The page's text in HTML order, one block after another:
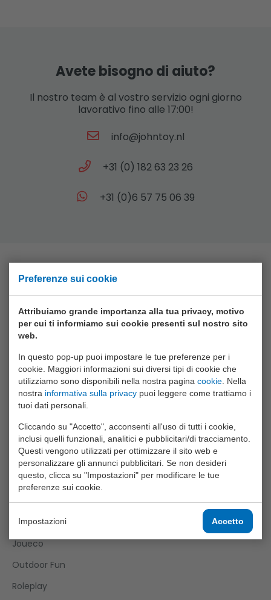
Preferenze sui cookie
Attribuiamo grande importanza alla tua privacy, motivo
per cui ti informiamo sui cookie presenti sul nostro sito
web.
In questo pop-up puoi impostare le tue preferenze per i
cookie. Maggiori informazioni sui diversi tipi di cookie che
utilizziamo sono disponibili nella nostra pagina cookie . Nella
nostra informativa sulla privacy puoi leggere come trattiamo i
tuoi dati personali.
Cliccando su "Accetto", acconsenti all'uso di tutti i cookie,
inclusi quelli funzionali, analitici e pubblicitari/di tracciamento.
Questi vengono utilizzati per ottimizzare il sito web e
personalizzare gli annunci pubblicitari. Se non desideri
questo, clicca su "Impostazioni" per modificare le tue
preferenze sui cookie.
Impostazioni Accetto
Avete bisogno di aiuto?
Il nostro team è al vostro servizio ogni giorno
lavorativo fino alle 17:00!
info@johntoy.nl
+31 (0) 182 63 23 26
+31 (0)6 57 75 06 39
Collezione
Animal World
Aqua Fun
Baby Rose
Bikefun
Boys
Funtoy
Games
Girls
Happy World
Home And Kitchen
Joueco
Outdoor Fun
Roleplay